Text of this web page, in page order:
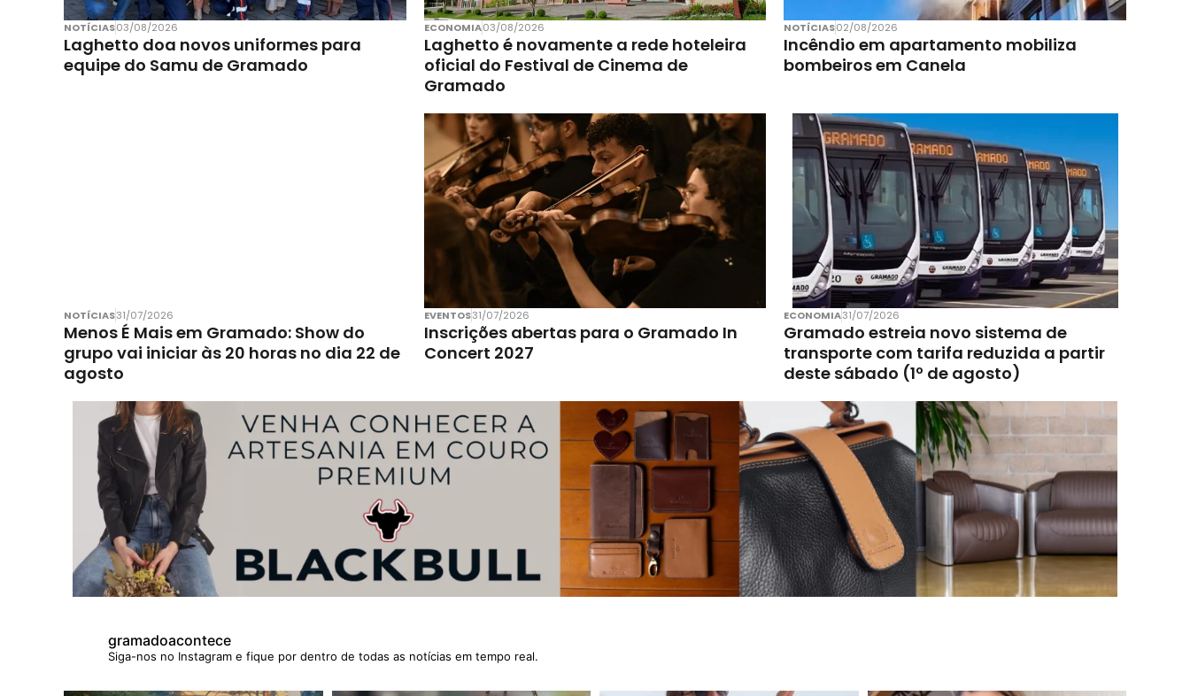
NOTÍCIAS03/08/2026
Laghetto doa novos uniformes para
equipe do Samu de Gramado
ECONOMIA03/08/2026
Laghetto é novamente a rede hoteleira
oficial do Festival de Cinema de
Gramado
NOTÍCIAS02/08/2026
Incêndio em apartamento mobiliza
bombeiros em Canela
NOTÍCIAS31/07/2026
Menos É Mais em Gramado: Show do
grupo vai iniciar às 20 horas no dia 22 de
agosto
EVENTOS31/07/2026
Inscrições abertas para o Gramado In
Concert 2027
ECONOMIA31/07/2026
Gramado estreia novo sistema de
transporte com tarifa reduzida a partir
deste sábado (1º de agosto)
gramadoacontece
Siga-nos no Instagram e fique por dentro de todas as notícias em tempo real.